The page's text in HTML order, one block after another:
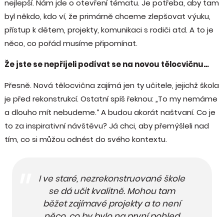
nejlepší. Nám jde o otevření tématu. Je potřeba, aby tam
byl někdo, kdo ví, že primárně chceme zlepšovat výuku,
přístup k dětem, projekty, komunikaci s rodiči atd. A to je
něco, co pořád musíme připomínat.
Že jste se nepřijeli podívat se na novou tělocvičnu…
Přesně. Nová tělocvična zajímá jen ty učitele, jejichž škola
je před rekonstrukcí. Ostatní spíš řeknou: „To my nemáme
a dlouho mít nebudeme.“ A budou akorát naštvaní. Co je
to za inspirativní návštěvu? Já chci, aby přemýšleli nad
tím, co si můžou odnést do svého kontextu.
I ve staré, nezrekonstruované škole
se dá učit kvalitně. Mohou tam
běžet zajímavé projekty a to není